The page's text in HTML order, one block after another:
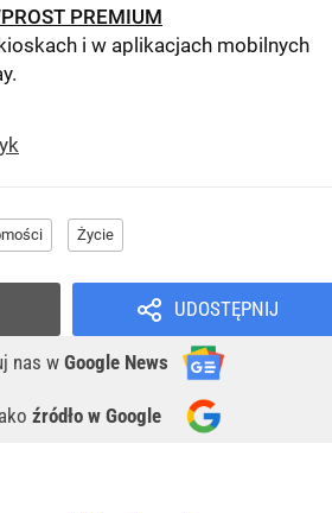
PREMIUM
i w aplikacjach mobilnych
.
Życie
UDOSTĘPNIJ
nas w Google News
źródło w Google